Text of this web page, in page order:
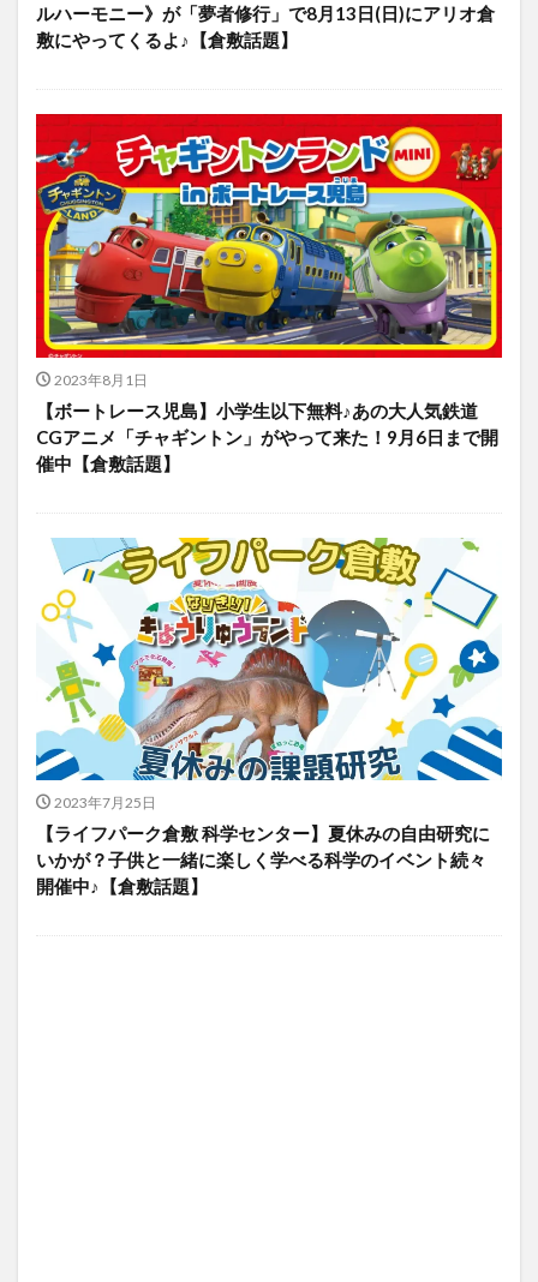
ルハーモニー》が「夢者修行」で8月13日(日)にアリオ倉
敷にやってくるよ♪【倉敷話題】
2023年8月1日
【ボートレース児島】小学生以下無料♪あの大人気鉄道
CGアニメ「チャギントン」がやって来た！9月6日まで開
催中【倉敷話題】
2023年7月25日
【ライフパーク倉敷 科学センター】夏休みの自由研究に
いかが？子供と一緒に楽しく学べる科学のイベント続々
開催中♪【倉敷話題】